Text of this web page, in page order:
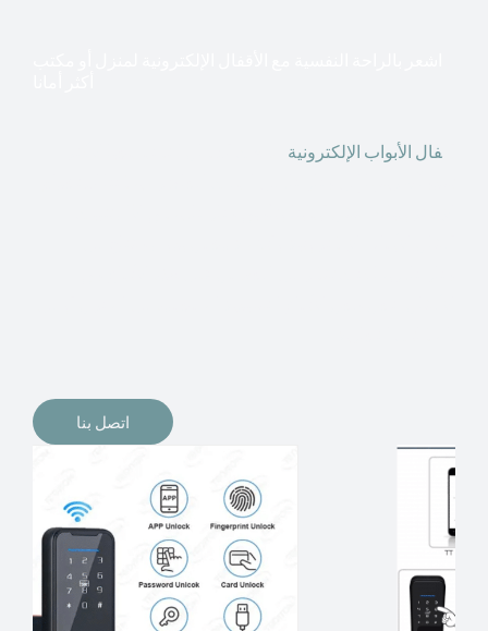
فال الأبواب الإلكترونية
اتصل بنا